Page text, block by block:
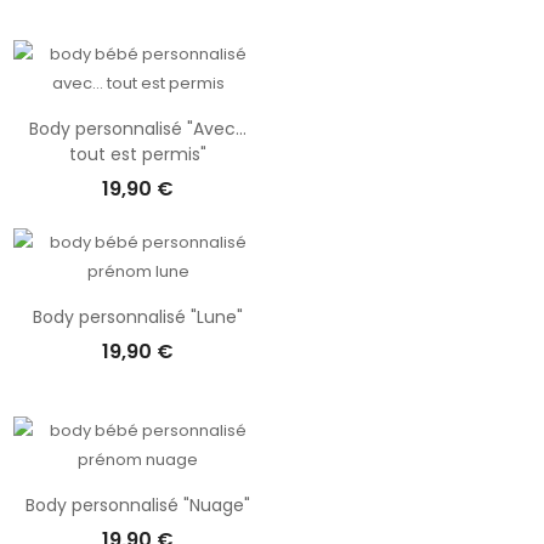
un
de styles,
un
chez la
et rempli
Body personnalisé "Avec...
tout est permis"
19,90 €
Body personnalisé "Lune"
19,90 €
Body personnalisé "Nuage"